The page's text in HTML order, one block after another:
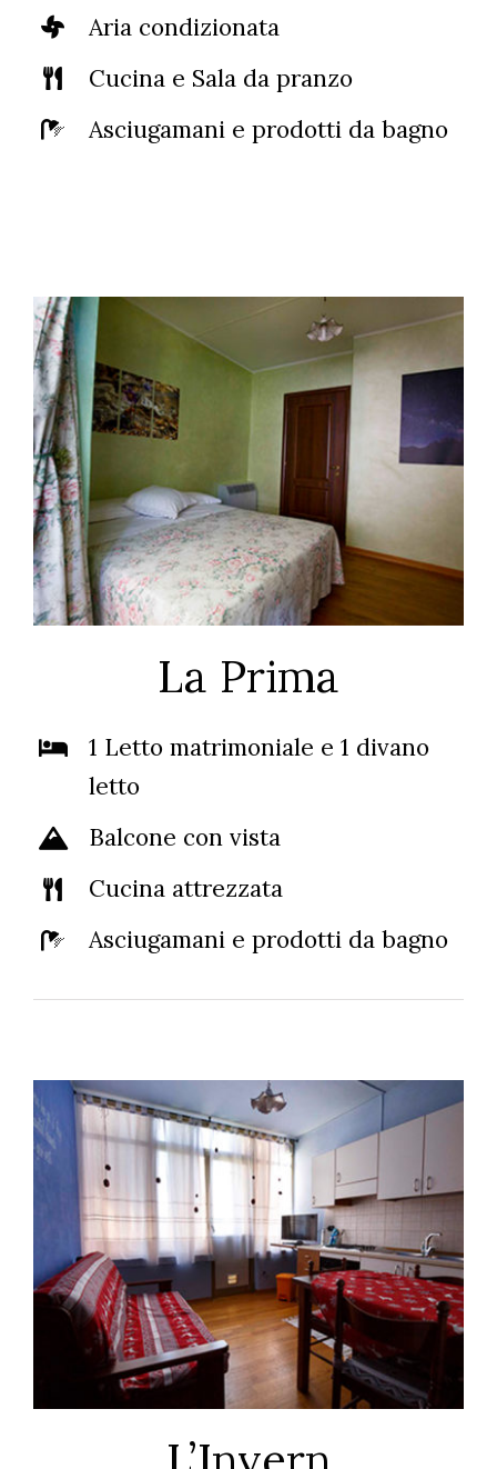
Aria condizionata
Cucina e Sala da pranzo
Asciugamani e prodotti da bagno
La Prima
1 Letto matrimoniale e 1 divano
letto
Balcone con vista
Cucina attrezzata
Asciugamani e prodotti da bagno